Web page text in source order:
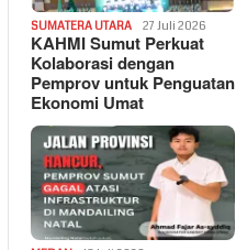
SUMATERA UTARA 27 Juli 2026
KAHMI Sumut Perkuat
Kolaborasi dengan
Pemprov untuk Penguatan
Ekonomi Umat